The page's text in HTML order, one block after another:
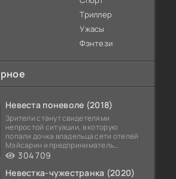
Триллер
Ужасы
Фэнтези
Невеста поневоле (2018)
Зрители станут свидетелями
непростой ситуации, в которую
попали дочка владельца сети отелей
Мэйсарин и предприниматель
Кетдэн. Обоих главных героев
304 709
Невестка-чужестранка (2020)